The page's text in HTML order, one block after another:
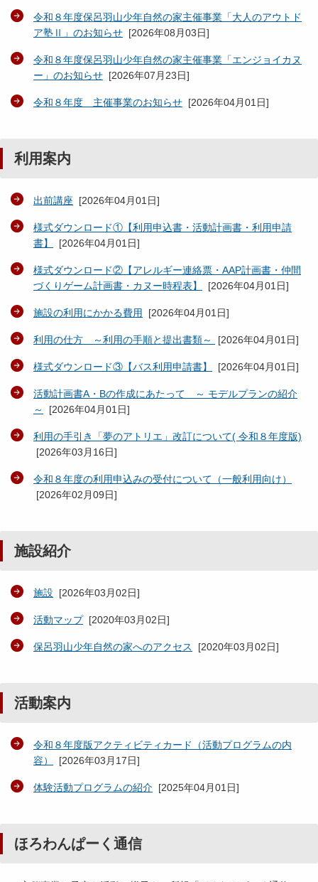
令和８年度保呂羽山少年自然の家主催事業「大人のアウトド
ア塾Ⅱ」のお知らせ [2026年08月03日]
令和８年度保呂羽山少年自然の家主催事業「エンジョイカヌ
ー」のお知らせ [2026年07月23日]
令和８年度 主催事業のお知らせ [2026年04月01日]
利用案内
出前講座 [2026年04月01日]
様式ダウンロード①【利用申込書・活動計画書・利用申請
書】
[2026年04月01日]
様式ダウンロード②【アレルギー連絡票・AAP計画書・仲間
づくりゲーム計画書・カヌー時程表】
[2026年04月01日]
施設の利用にかかる費用 [2026年04月01日]
利用の仕方 ～利用の手順と提出書類～ [2026年04月01日]
様式ダウンロード③【バス利用申請書】 [2026年04月01日]
活動計画書A・Bの作成にあたって ～ モデルプランの紹介
～
[2026年04月01日]
利用の手引き「夢のアトリエ」改訂について( 令和８年度版)
[2026年03月16日]
令和８年度の利用申込みの受付について（一般利用向け）
[2026年02月09日]
施設紹介
施設 [2026年03月02日]
活動マップ[2020年03月02日]
保呂羽山少年自然の家へのアクセス [2020年03月02日]
活動案内
令和８年度版アクティビティカード（活動プログラムの内
容）
[2026年03月17日]
体験活動プログラムの紹介 [2025年04月01日]
ほろわんぱーく通信